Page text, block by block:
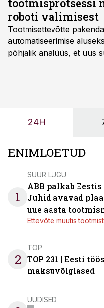
tootmisprotsessi
roboti valimisest
Tootmisettevõtte
automatiseerimise
põhjalik analüüs, et uus
OÜ tegevjuht Sander
24H
ENIMLOETUD
1
SUUR LUGU
ABB palkab
Juhid avavad
uue aasta
Ettevõte muutis
2
TOP
TOP 231 | Eesti
maksuvõlglased
UUDISED